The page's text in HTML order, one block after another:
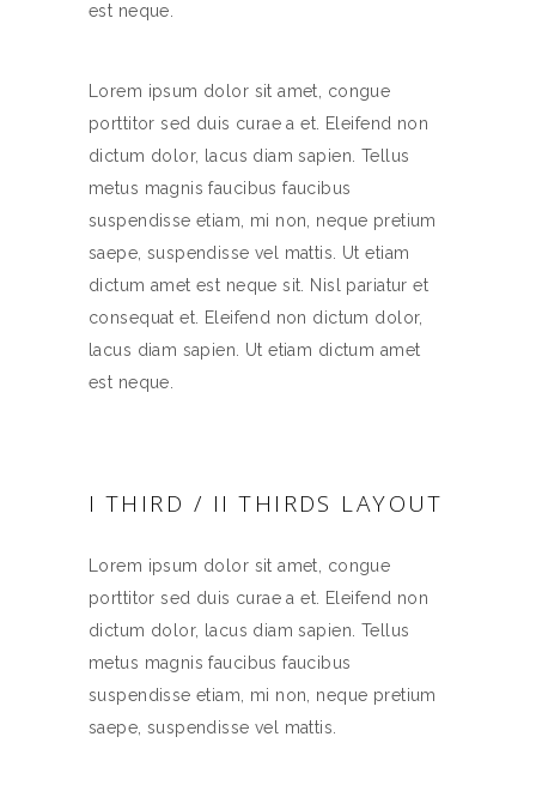
est neque.
Lorem ipsum dolor sit amet, congue
porttitor sed duis curae a et. Eleifend non
dictum dolor, lacus diam sapien. Tellus
metus magnis faucibus faucibus
suspendisse etiam, mi non, neque pretium
saepe, suspendisse vel mattis. Ut etiam
dictum amet est neque sit. Nisl pariatur et
consequat et. Eleifend non dictum dolor,
lacus diam sapien. Ut etiam dictum amet
est neque.
I THIRD / II THIRDS LAYOUT
Lorem ipsum dolor sit amet, congue
porttitor sed duis curae a et. Eleifend non
dictum dolor, lacus diam sapien. Tellus
metus magnis faucibus faucibus
suspendisse etiam, mi non, neque pretium
saepe, suspendisse vel mattis.